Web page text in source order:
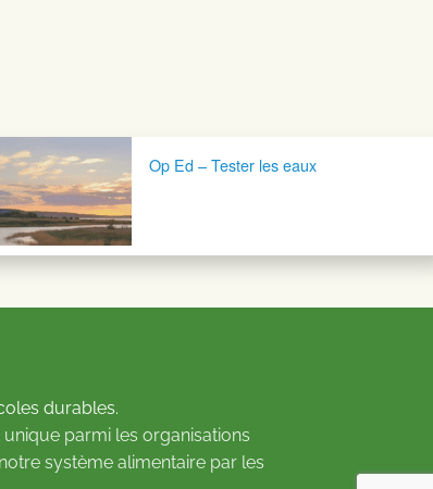
Op Ed – Tester les eaux
durables.
unique parmi les organisations
système alimentaire par les